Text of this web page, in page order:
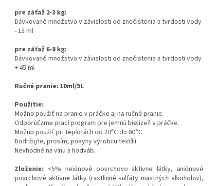
pre záťaž 2-3 kg:
Dávkované množstvo v závislosti od znečistenia a tvrdosti vody
- 15 ml
pre záťaž 6-8 kg:
Dávkované množstvo v závislosti od znečistenia a tvrdosti vody
+ 45 ml
Ručné pranie: 10ml/5L
Použitie:
Možno použiť na pranie v práčke aj na ručné pranie.
Odporúčame prací program pre jemnú bielizeň v práčke.
Možno použiť pri teplotách od 20°C do 60°C.
Dodržujte, prosím, pokyny výrobcu textílií.
Nevhodné na vlnu a hodváb.
Zloženie: <5% neiónové povrchovo aktívne látky, aniónové
povrchové aktívne látky (rastlinné sulfáty mastných alkoholov),